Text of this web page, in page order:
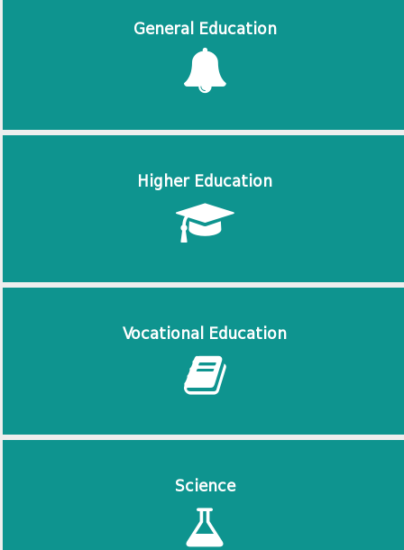
General Education
Higher Education
Vocational Education
Science